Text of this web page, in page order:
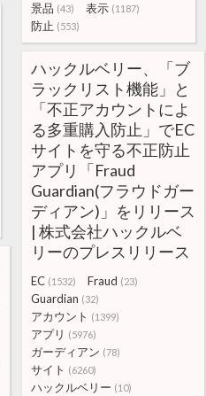
景品 (43) 表示 (1187)
防止 (553)
ハックルベリー、「ブ
ラックリスト機能」と
「不正アカウントによ
る多重購入防止」でEC
サイトを守る不正防止
アプリ「Fraud
Guardian(フラウドガー
ディアン)」をリリース
| 株式会社ハックルベ
リーのプレスリリース
EC (1532) Fraud (23)
Guardian (32)
アカウント (1399)
アプリ (5976)
ガーディアン (78)
サイト (6260)
ハックルベリー (10)